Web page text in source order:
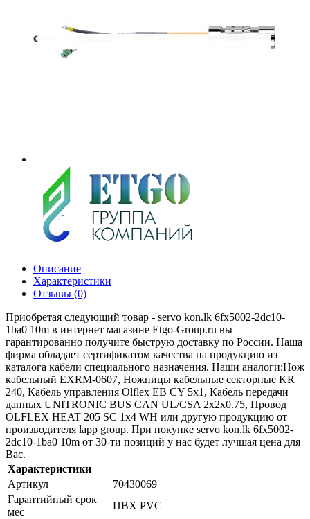
Описание
Характеристики
Отзывы (0)
Приобретая следующий товар - servo kon.lk 6fx5002-2dc10-
1ba0 10m в интернет магазине Etgo-Group.ru вы
гарантированно получите быструю доставку по России. Наша
фирма обладает сертификатом качества на продукцию из
каталога кабели специального назначения. Наши аналоги:Нож
кабельный EXRM-0607, Ножницы кабельные секторные KR
240, Кабель управления Olflex EB CY 5x1, Кабель передачи
данных UNITRONIC BUS CAN UL/CSA 2x2x0.75, Провод
OLFLEX HEAT 205 SC 1x4 WH или другую продукцию от
производителя lapp group. При покупке servo kon.lk 6fx5002-
2dc10-1ba0 10m от 30-ти позиций у нас будет лучшая цена для
Вас.
Характеристики
Артикул
70430069
Гарантийный срок
мес
ПВХ PVC